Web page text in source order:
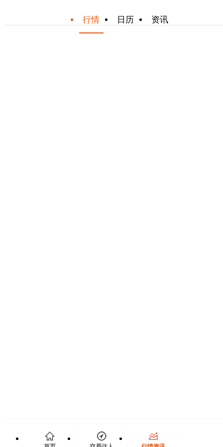
行情 日历 资讯